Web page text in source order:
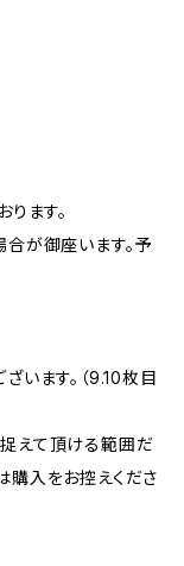
ます。
が御座います。予
います。（9.10枚目
えて頂ける範囲だ
購入をお控えくださ